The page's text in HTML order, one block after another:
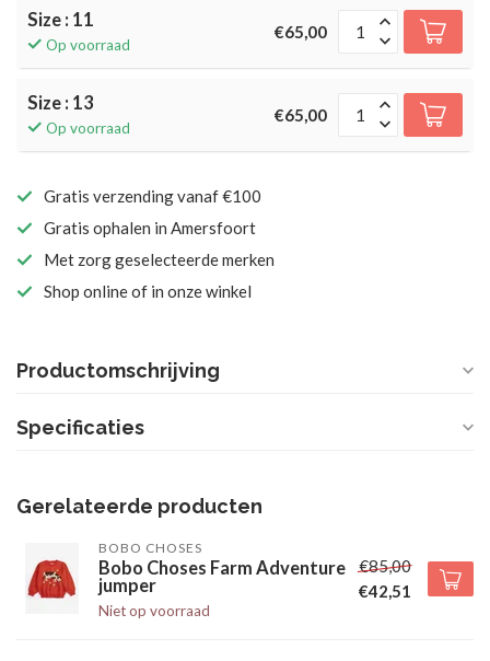
Size : 11
Op voorraad
€65,00
Size : 13
Op voorraad
€65,00
Gratis verzending vanaf €100
Gratis ophalen in Amersfoort
Met zorg geselecteerde merken
Shop online of in onze winkel
Productomschrijving
Specificaties
Gerelateerde producten
BOBO CHOSES
Bobo Choses Farm Adventure
jumper
Niet op voorraad
€85,00
€42,51